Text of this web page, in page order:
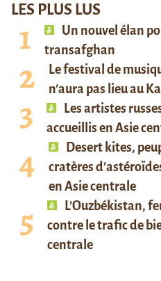
LES PLUS LUS
Un nouvel élan
transafghan
Le festival de
n’aura pas lieu au
Les artistes
accueillis en Asie
Desert kites,
cratères
en Asie centrale
L’Ouzbékistan,
contre le trafic de
centrale